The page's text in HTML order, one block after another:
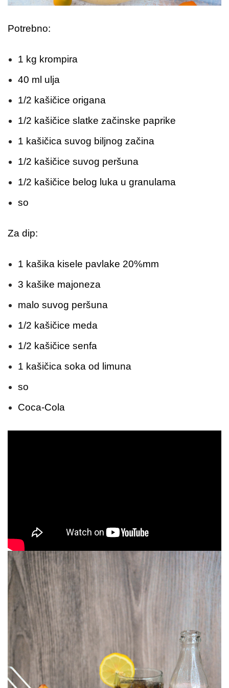
Potrebno:
1 kg krompira
40 ml ulja
1/2 kašičice origana
1/2 kašičice slatke začinske paprike
1 kašičica suvog biljnog začina
1/2 kašičice suvog peršuna
1/2 kašičice belog luka u granulama
so
Za dip:
1 kašika kisele pavlake 20%mm
3 kašike majoneza
malo suvog peršuna
1/2 kašičice meda
1/2 kašičice senfa
1 kašičica soka od limuna
so
Coca-Cola